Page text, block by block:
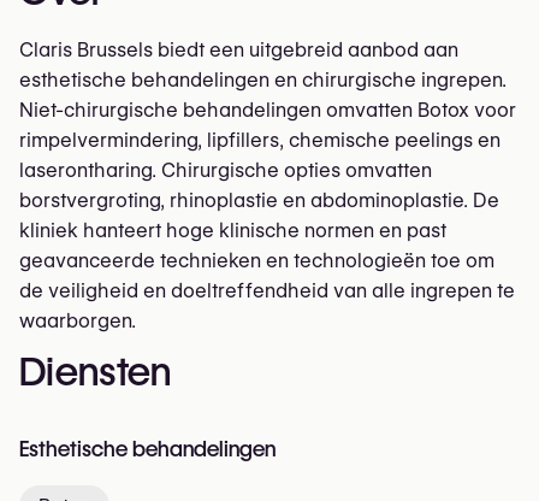
Claris Brussels biedt een uitgebreid aanbod aan
esthetische behandelingen en chirurgische ingrepen.
Niet-chirurgische behandelingen omvatten Botox voor
rimpelvermindering, lipfillers, chemische peelings en
laserontharing. Chirurgische opties omvatten
borstvergroting, rhinoplastie en abdominoplastie. De
kliniek hanteert hoge klinische normen en past
geavanceerde technieken en technologieën toe om
de veiligheid en doeltreffendheid van alle ingrepen te
waarborgen.
Diensten
Esthetische behandelingen